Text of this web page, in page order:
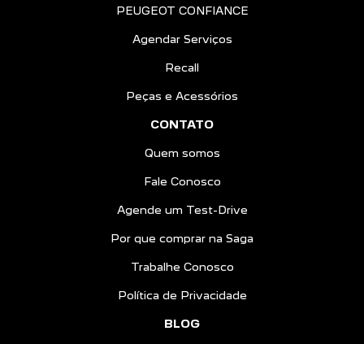
PEUGEOT CONFIANCE
Agendar Serviços
Recall
Peças e Acessórios
CONTATO
Quem somos
Fale Conosco
Agende um Test-Drive
Por que comprar na Saga
Trabalhe Conosco
Política de Privacidade
BLOG